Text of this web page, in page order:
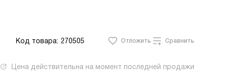
Код товара: 270505 Отложить Сравнить
Цена действительна на момент последней продажи